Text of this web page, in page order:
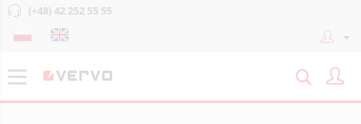
(+48) 42 252 55 55